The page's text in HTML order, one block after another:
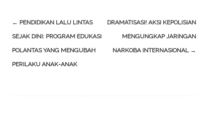
Post
navigation
← PENDIDIKAN LALU LINTAS
SEJAK DINI: PROGRAM EDUKASI
POLANTAS YANG MENGUBAH
PERILAKU ANAK-ANAK
DRAMATISASI! AKSI KEPOLISIAN
MENGUNGKAP JARINGAN
NARKOBA INTERNASIONAL →